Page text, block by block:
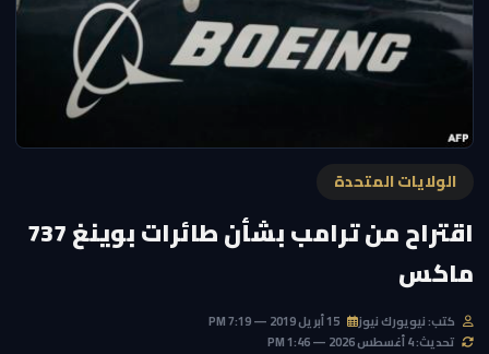
الولايات المتحدة
اقتراح من ترامب بشأن طائرات بوينغ 737
ماكس
كتب: نيويورك نيوز
تحديث: 4 أغسطس 2026 — 1:46 PM